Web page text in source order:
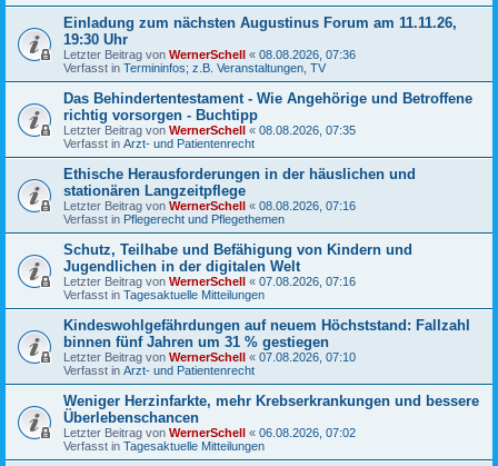
Einladung zum nächsten Augustinus Forum am 11.11.26,
19:30 Uhr
Letzter Beitrag von WernerSchell « 08.08.2026, 07:36
Verfasst in Termininfos; z.B. Veranstaltungen, TV
Das Behindertentestament - Wie Angehörige und Betroffene
richtig vorsorgen - Buchtipp
Letzter Beitrag von WernerSchell « 08.08.2026, 07:35
Verfasst in Arzt- und Patientenrecht
Ethische Herausforderungen in der häuslichen und
stationären Langzeitpflege
Letzter Beitrag von WernerSchell « 08.08.2026, 07:16
Verfasst in Pflegerecht und Pflegethemen
Schutz, Teilhabe und Befähigung von Kindern und
Jugendlichen in der digitalen Welt
Letzter Beitrag von WernerSchell « 07.08.2026, 07:16
Verfasst in Tagesaktuelle Mitteilungen
Kindeswohlgefährdungen auf neuem Höchststand: Fallzahl
binnen fünf Jahren um 31 % gestiegen
Letzter Beitrag von WernerSchell « 07.08.2026, 07:10
Verfasst in Arzt- und Patientenrecht
Weniger Herzinfarkte, mehr Krebserkrankungen und bessere
Überlebenschancen
Letzter Beitrag von WernerSchell « 06.08.2026, 07:02
Verfasst in Tagesaktuelle Mitteilungen